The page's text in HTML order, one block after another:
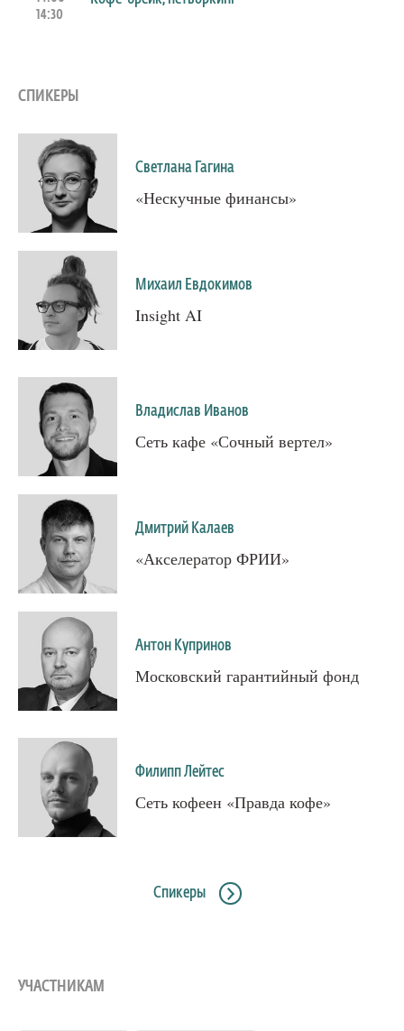
14:30
СПИКЕРЫ
Светлана Гагина
«Нескучные финансы»
Михаил Евдокимов
Insight AI
Владислав Иванов
Сеть кафе «Сочный вертел»
Дмитрий Калаев
«Акселератор ФРИИ»
Антон Купринов
Московский гарантийный фонд
Филипп Лейтес
Сеть кофеен «Правда кофе»
Спикеры
УЧАСТНИКАМ